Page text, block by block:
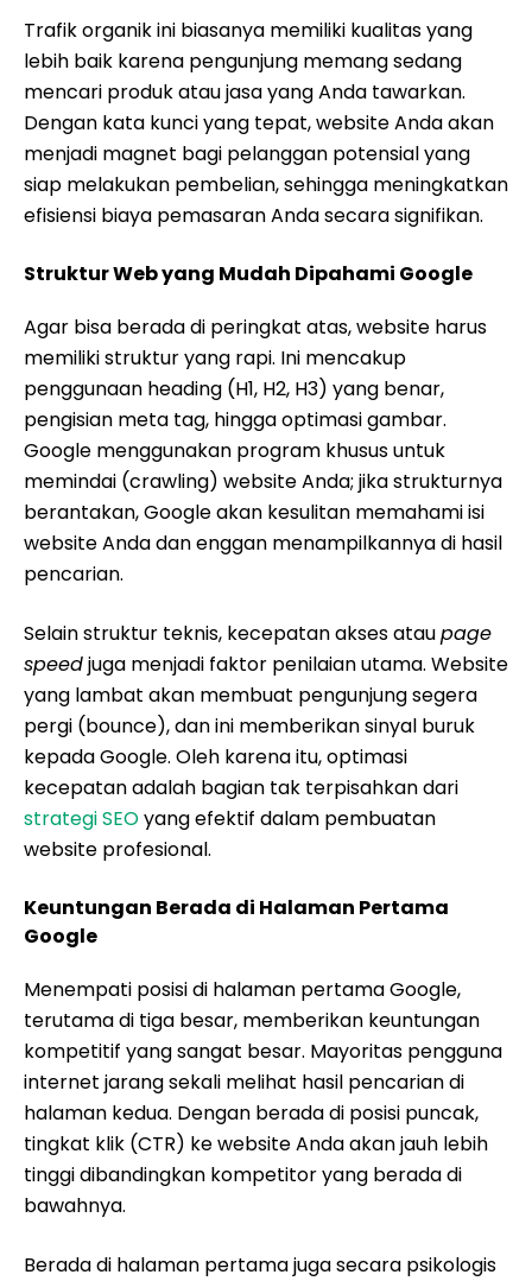
Trafik organik ini biasanya memiliki kualitas yang
lebih baik karena pengunjung memang sedang
mencari produk atau jasa yang Anda tawarkan.
Dengan kata kunci yang tepat, website Anda akan
menjadi magnet bagi pelanggan potensial yang
siap melakukan pembelian, sehingga meningkatkan
efisiensi biaya pemasaran Anda secara signifikan.
Struktur Web yang Mudah Dipahami Google
Agar bisa berada di peringkat atas, website harus
memiliki struktur yang rapi. Ini mencakup
penggunaan heading (H1, H2, H3) yang benar,
pengisian meta tag, hingga optimasi gambar.
Google menggunakan program khusus untuk
memindai (crawling) website Anda; jika strukturnya
berantakan, Google akan kesulitan memahami isi
website Anda dan enggan menampilkannya di hasil
pencarian.
Selain struktur teknis, kecepatan akses ataupage
speedjuga menjadi faktor penilaian utama. Website
yang lambat akan membuat pengunjung segera
pergi (bounce), dan ini memberikan sinyal buruk
kepada Google. Oleh karena itu, optimasi
kecepatan adalah bagian tak terpisahkan dari
strategi SEOyang efektif dalam pembuatan
website profesional.
Keuntungan Berada di Halaman Pertama
Google
Menempati posisi di halaman pertama Google,
terutama di tiga besar, memberikan keuntungan
kompetitif yang sangat besar. Mayoritas pengguna
internet jarang sekali melihat hasil pencarian di
halaman kedua. Dengan berada di posisi puncak,
tingkat klik (CTR) ke website Anda akan jauh lebih
tinggi dibandingkan kompetitor yang berada di
bawahnya.
Berada di halaman pertama juga secara psikologis